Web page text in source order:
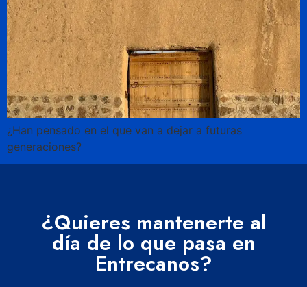
¿Han pensado en el que van a dejar a futuras
generaciones?
¿Quieres mantenerte al
día de lo que pasa en
Entrecanos?